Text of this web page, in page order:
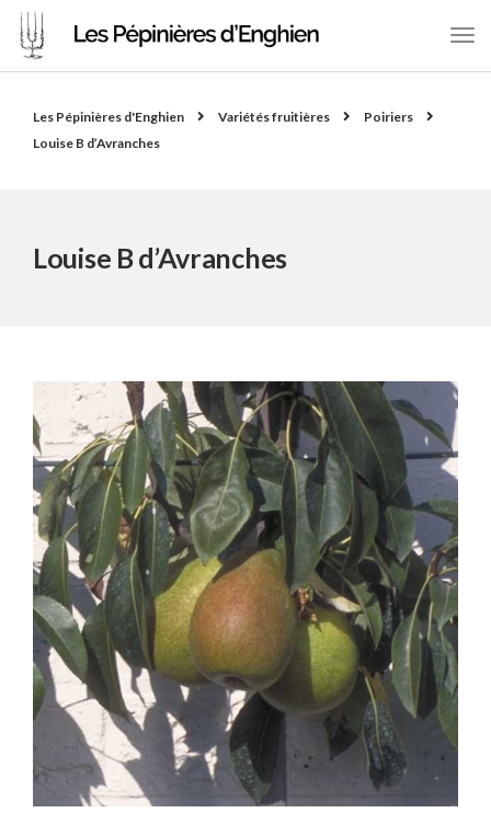
Les Pépinières d'Enghien Variétés fruitières
Poiriers
Louise B d’Avranches
Louise B d’Avranches